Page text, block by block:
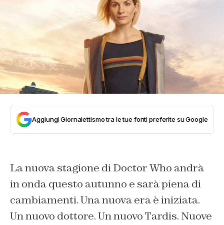
Aggiungi Giornalettismo tra le tue fonti preferite su Google
La nuova stagione di Doctor Who andrà
in onda questo autunno e sarà piena di
cambiamenti. Una nuova era è iniziata.
Un nuovo dottore. Un nuovo Tardis. Nuove